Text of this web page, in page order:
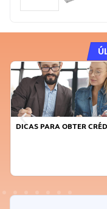
DICAS PARA OBTER